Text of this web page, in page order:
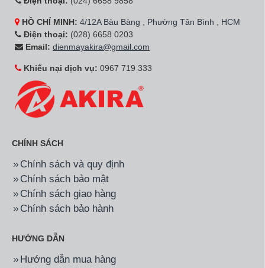
HỒ CHÍ MINH: 4/12A Bàu Bàng , Phường Tân Bình , HCM
Điện thoại: (028) 6658 0203
Email: dienmayakira@gmail.com
Khiếu nại dịch vụ: 0967 719 333
CHÍNH SÁCH
Chính sách và quy định
Chính sách bảo mật
Chính sách giao hàng
Chính sách bảo hành
HƯỚNG DẪN
Hướng dẫn mua hàng